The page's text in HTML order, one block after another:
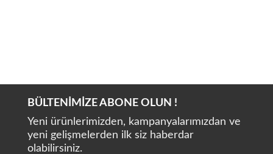
BÜLTENİMİZE ABONE OLUN !
Yeni ürünlerimizden, kampanyalarımızdan ve
yeni gelişmelerden ilk siz haberdar
olabilirsiniz.